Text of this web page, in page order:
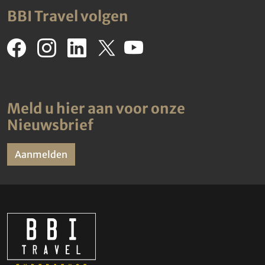
BBI Travel volgen
Meld u hier aan voor onze
Nieuwsbrief
Aanmelden